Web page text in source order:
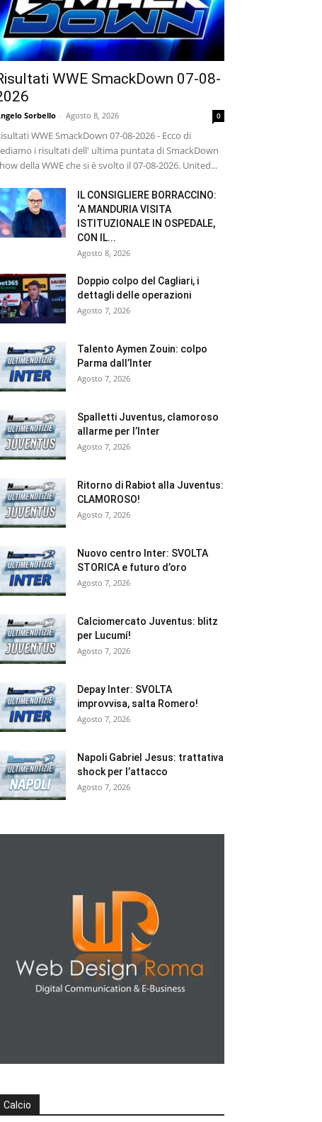
WWE SmackDown 07-08-
Sorbello - Agosto 8, 2026 0
WWE SmackDown 07-08-2026 - Ecco di
i risultati dell' ultima puntata di SmackDown
della WWE che si è svolto il 07-08-2026. United...
IL CONSIGLIERE BORRACCINO:
‘A MANDURIA VISITA
ISTITUZIONALE IN OSPEDALE,
CON IL...
Agosto 8, 2026
Doppio colpo del Cagliari, i
dettagli delle operazioni
Agosto 7, 2026
Talento Aymen Zouin: colpo
Parma dall’Inter
Agosto 7, 2026
Spalletti Juventus, clamoroso
allarme per l’Inter
Agosto 7, 2026
Ritorno di Rabiot alla Juventus:
CLAMOROSO!
Agosto 7, 2026
Nuovo centro Inter: SVOLTA
STORICA e futuro d’oro
Agosto 7, 2026
Calciomercato Juventus: blitz
per Lucumí!
Agosto 7, 2026
Depay Inter: SVOLTA
improvvisa, salta Romero!
Agosto 7, 2026
Napoli Gabriel Jesus: trattativa
shock per l’attacco
Agosto 7, 2026
Calcio